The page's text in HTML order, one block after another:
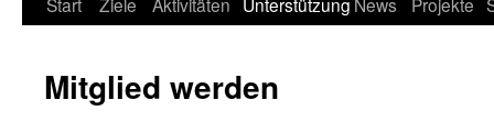
Mitglied werden